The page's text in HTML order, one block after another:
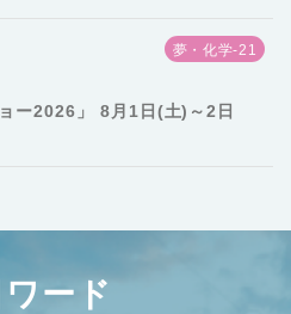
夢・化学-21
ー2026」 8月1日(土)～2日
ード